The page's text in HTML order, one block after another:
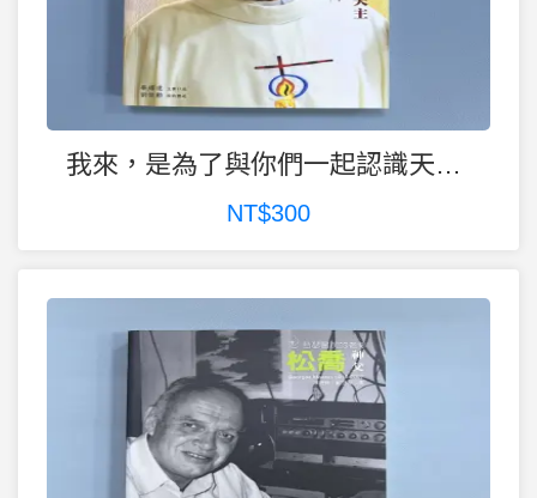
我來，是為了與你們一起認識天主︱畢耀遠神父的故事
NT$300